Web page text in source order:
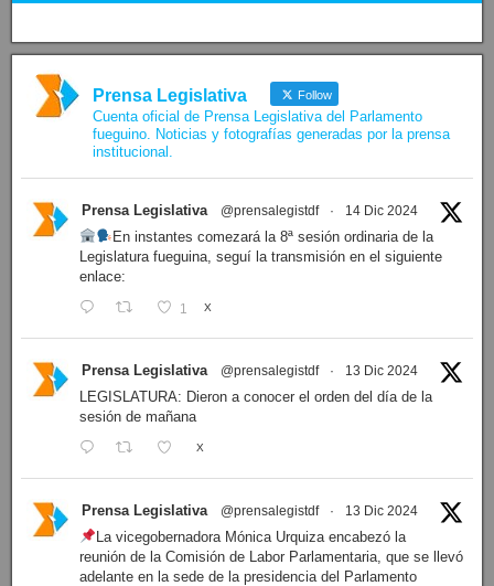
Prensa Legislativa Follow
Cuenta oficial de Prensa Legislativa del Parlamento
fueguino. Noticias y fotografías generadas por la prensa
institucional.
Prensa Legislativa @prensalegistdf · 14 Dic 2024
En instantes comezará la 8ª sesión ordinaria de la
Legislatura fueguina, seguí la transmisión en el siguiente
enlace:
1 X
Prensa Legislativa @prensalegistdf · 13 Dic 2024
LEGISLATURA: Dieron a conocer el orden del día de la
sesión de mañana
X
Prensa Legislativa @prensalegistdf · 13 Dic 2024
La vicegobernadora Mónica Urquiza encabezó la
reunión de la Comisión de Labor Parlamentaria, que se llevó
adelante en la sede de la presidencia del Parlamento